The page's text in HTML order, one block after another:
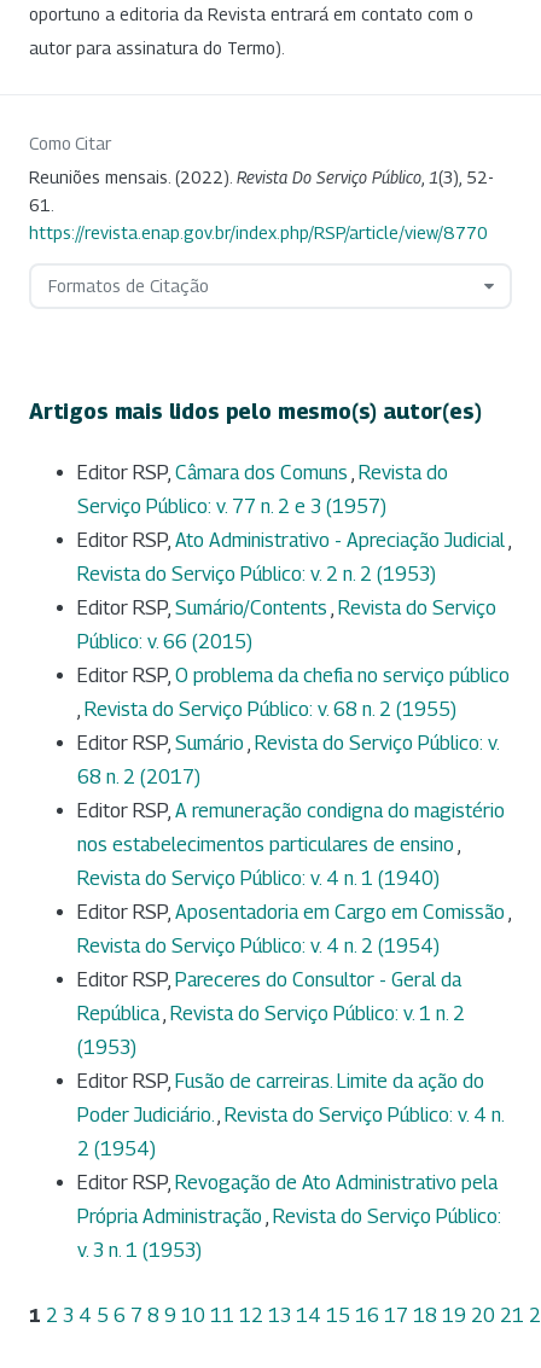
oportuno a editoria da Revista entrará em contato com o
autor para assinatura do Termo).
Como Citar
Reuniões mensais. (2022). Revista Do Serviço Público 1(3), 52-
61.
https://revista.enap.gov.br/index.php/RSP/article/view/8770
Formatos de Citação
Artigos mais lidos pelo mesmo(s) autor(es)
Editor RSP, Câmara dos Comuns , Revista do
Serviço Público: v. 77 n. 2 e 3 (1957)
Editor RSP, Ato Administrativo - Apreciação Judicial,
Revista do Serviço Público: v. 2 n. 2 (1953)
Editor RSP, Sumário/Contents , Revista do Serviço
Público: v. 66 (2015)
Editor RSP, O problema da chefia no serviço público
, Revista do Serviço Público: v. 68 n. 2 (1955)
Editor RSP, Sumário , Revista do Serviço Público: v.
68 n. 2 (2017)
Editor RSP, A remuneração condigna do magistério
nos estabelecimentos particulares de ensino ,
Revista do Serviço Público: v. 4 n. 1 (1940)
Editor RSP, Aposentadoria em Cargo em Comissão ,
Revista do Serviço Público: v. 4 n. 2 (1954)
Editor RSP, Pareceres do Consultor - Geral da
República, Revista do Serviço Público: v. 1 n. 2
(1953)
Editor RSP, Fusão de carreiras. Limite da ação do
Poder Judiciário., Revista do Serviço Público: v. 4 n.
2 (1954)
Editor RSP, Revogação de Ato Administrativo pela
Própria Administração , Revista do Serviço Público:
v. 3 n. 1 (1953)
1 2 3 4 5 6 7 8 9 10 11 12 13 14 15 16 17 18 19 20 21